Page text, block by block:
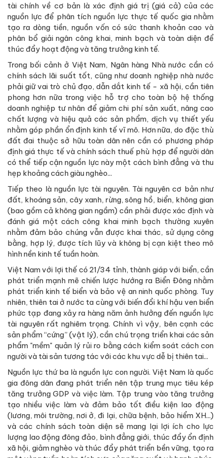
tài chính về cơ bản là xác định giá trị (giá cả) của các
nguồn lực để phân tích nguồn lực thực tế quốc gia nhằm
tạo ra dòng tiền, nguồn vốn có sức thanh khoản cao và
phân bổ giải ngân công khai, minh bạch và toàn diện để
thúc đẩy hoạt động và tăng trưởng kinh tế.
Trong bối cảnh ở Việt Nam, Ngân hàng Nhà nước cần có
chính sách lãi suất tốt, cũng như doanh nghiệp nhà nước
phải giữ vai trò chủ đạo, dẫn dắt kinh tế - xã hội, cần tiên
phong hơn nữa trong việc hỗ trợ cho toàn bộ hệ thống
doanh nghiệp tư nhân để giảm chi phí sản xuất, nâng cao
chất lượng và hiệu quả các sản phẩm, dịch vụ thiết yếu
nhằm góp phần ổn định kinh tế vĩ mô. Hơn nữa, do đặc thù
đất đai thuộc sở hữu toàn dân nên cần có phương pháp
định giá thực tế và chính sách thuế phù hợp để người dân
có thể tiếp cận nguồn lực này một cách bình đẳng và thu
hẹp khoảng cách giàu nghèo...
Tiếp theo là nguồn lực tài nguyên. Tài nguyên cơ bản như
đất, khoáng sản, cây xanh, rừng, sông hồ, biển, không gian
(bao gồm cả không gian ngầm) cần phải được xác định và
đánh giá một cách công khai minh bạch thường xuyên
nhằm đảm bảo chúng vẫn được khai thác, sử dụng công
bằng, hợp lý, được tích lũy và không bị cạn kiệt theo mô
hình nền kinh tế tuần hoàn.
Việt Nam với lợi thế có 21/34 tỉnh, thành giáp với biển, cần
phát triển mạnh mẽ chiến lược hướng ra Biển Đông nhằm
phát triển kinh tế biển và bảo vệ an ninh quốc phòng. Tuy
nhiên, thiên tai ở nước ta cùng với biến đổi khí hậu ven biển
phức tạp đang xảy ra hàng năm ảnh hưởng đến nguồn lực
tài nguyên rất nghiêm trọng. Chính vì vậy, bên cạnh các
sản phẩm “cứng” (vật lý), cần chú trọng triển khai các sản
phẩm "mềm" quản lý rủi ro bằng cách kiểm soát cách con
người và tài sản tương tác với các khu vực dễ bị thiên tai...
Nguồn lực thứ ba là nguồn lực con người. Việt Nam là quốc
gia đông dân đang phát triển nên tập trung mục tiêu kép
tăng trưởng GDP và việc làm. Tập trung vào tăng trưởng
tạo nhiều việc làm và đảm bảo tốt điều kiện lao động
(lương, môi trường, nơi ở, đi lại, chữa bệnh, bảo hiểm XH...)
và các chính sách toàn diện sẽ mang lại lợi ích cho lực
lượng lao động đông đảo, bình đẳng giới, thúc đẩy ổn định
xã hội, giảm nghèo và thúc đẩy phát triển bền vững, tạo ra